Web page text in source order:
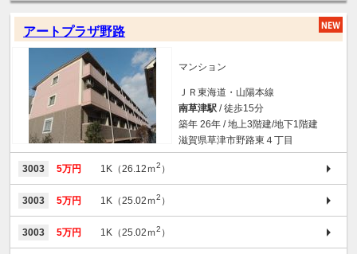
アートプラザ野路
マンション
ＪＲ東海道・山陽本線
南草津駅 / 徒歩15分
築年 26年 / 地上3階建/地下1階建
滋賀県草津市野路東４丁目
3003 5万円 1K（26.12ｍ2 ）
3003 5万円 1K（25.02ｍ2 ）
3003 5万円 1K（25.02ｍ2 ）